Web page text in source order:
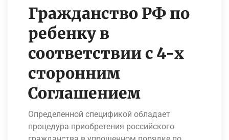
Гражданство РФ по
ребенку в
соответствии с 4-х
сторонним
Соглашением
Определенной спецификой обладает
процедура приобретения российского